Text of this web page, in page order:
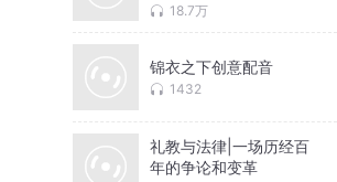
18.7万
锦衣之下创意配音
1432
礼教与法律|一场历经百
年的争论和变革